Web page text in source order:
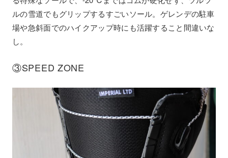
ルの雪道でもグリップするすごいソール。ゲレンデの駐車
場や急斜面でのハイクアップ時にも活躍すること間違いな
し。
③SPEED ZONE